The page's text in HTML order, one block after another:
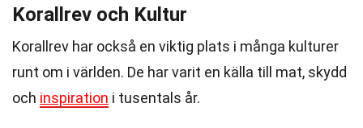
Korallrev och Kultur
Korallrev har också en viktig plats i många kulturer
runt om i världen. De har varit en källa till mat, skydd
och inspiration i tusentals år.